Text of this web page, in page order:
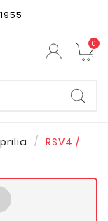
0
RSV4 /